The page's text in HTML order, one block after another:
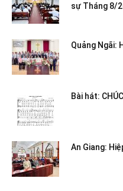
sự Tháng 8/
Quảng Ngãi:
Bài hát:
An Giang: